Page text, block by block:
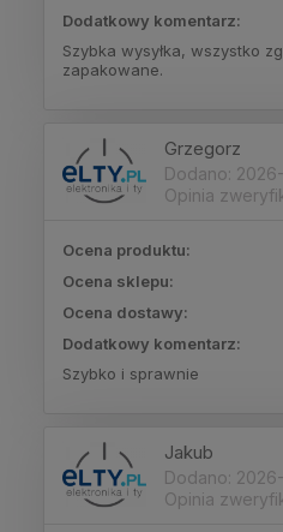
Dodatkowy komentarz:
Szybka wysyłka, wszystko
zapakowane.
Grzegorz
Dodano:
Opinia
Ocena produktu:
Ocena sklepu:
Ocena dostawy:
Dodatkowy komentarz:
Szybko i sprawnie
Jakub
Dodano:
Opinia